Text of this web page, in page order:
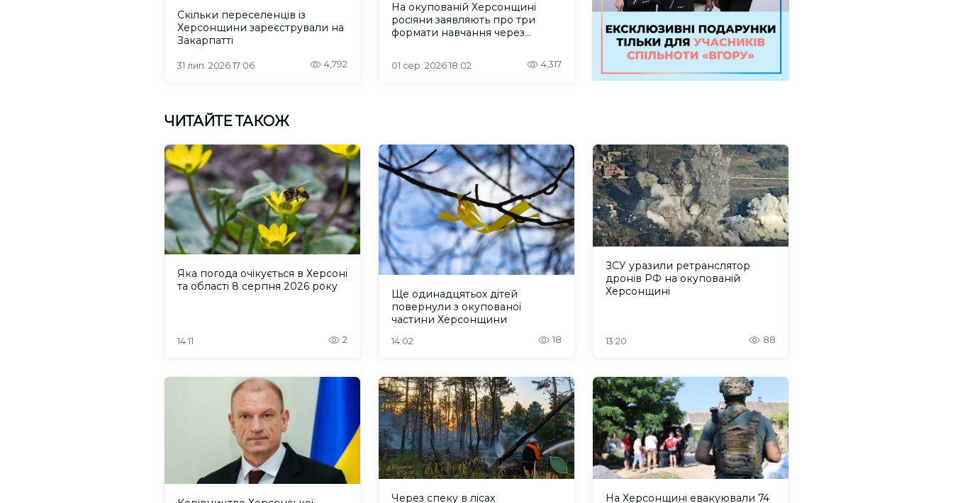
Скільки переселенців із
Херсонщини зареєстрували на
Закарпатті
31 лип. 2026 17:06 4,792
На окупованій Херсонщині
росіяни заявляють про три
формати навчання через
01 сер. 2026 18:02 4,317
ЧИТАЙТЕ ТАКОЖ
Яка погода очікується в Херсоні
та області 8 серпня 2026 року
14:11 2
Ще одинадцятьох дітей
повернули з окупованої
частини Херсонщини
14:02 18
ЗСУ уразили ретранслятор
дронів РФ на окупованій
Херсонщині
13:20 88
Через спеку в лісах На Херсонщині евакуювали 74